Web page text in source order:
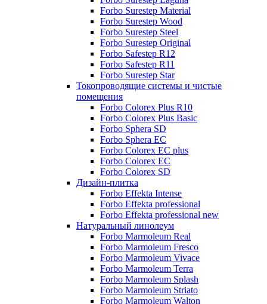
Forbo Surestep Material
Forbo Surestep Wood
Forbo Surestep Steel
Forbo Surestep Original
Forbo Safestep R12
Forbo Safestep R11
Forbo Surestep Star
Токопроводящие системы и чистые
помещения
Forbo Colorex Plus R10
Forbo Colorex Plus Basic
Forbo Sphera SD
Forbo Sphera EC
Forbo Colorex EC plus
Forbo Colorex EC
Forbo Colorex SD
Дизайн-плитка
Forbo Effekta Intense
Forbo Effekta professional
Forbo Effekta professional new
Натуральный линолеум
Forbo Marmoleum Real
Forbo Marmoleum Fresco
Forbo Marmoleum Vivace
Forbo Marmoleum Terra
Forbo Marmoleum Splash
Forbo Marmoleum Striato
Forbo Marmoleum Walton